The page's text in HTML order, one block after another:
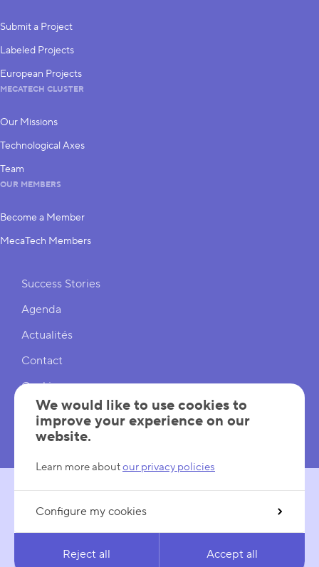
Submit a Project
Labeled Projects
European Projects
MECATECH CLUSTER
Our Missions
Technological Axes
Team
OUR MEMBERS
Become a Member
MecaTech Members
Shortcuts
Success Stories
Agenda
Actualités
Contact
Cookies
Cookies Settings
Mentions légales
FOLLOW US
We would like to use cookies to
improve your experience on our
website.
Learn more aboutour privacy policies
Configure my cookies
Reject all Accept all